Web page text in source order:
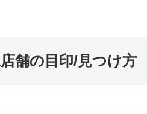
舗の目印/見つけ方